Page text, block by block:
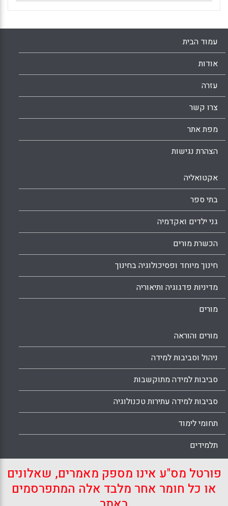
עמוד הבית
אודות
עזרה
צרו קשר
מפת אתר
הצהרת נגישות
אקטואליה
בתי ספר
גני ילדים ואקדמיה
הכשרת מורים
חינוך מיוחד ופסיכולוגיה בחינוך
מדיניות פדגוגיה ותיאוריה
מורים
מורים והוראה
ניהול וסביבות למידה
סביבות למידה מתוקשבות
סביבות למידה עתירות טכנולוגיה
תחומי לימוד
תלמידים
פורטל מס"ע אינו מספק מאמרים, שאלונים
או כל חומר אחר מלבד אלה המתפרסמים